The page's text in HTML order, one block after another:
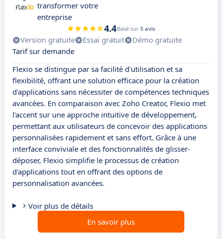
transformer votre
entreprise
4.4Basé sur 5 avis
Version gratuite Essai gratuit
Démo gratuite
Tarif sur demande
Flexio se distingue par sa facilité d'utilisation et sa
flexibilité, offrant une solution efficace pour la création
d'applications sans nécessiter de compétences techniques
avancées. En comparaison avec Zoho Creator, Flexio met
l'accent sur une approche intuitive de développement,
permettant aux utilisateurs de concevoir des applications
personnalisées rapidement et sans effort. Grâce à une
interface conviviale et des fonctionnalités de glisser-
déposer, Flexio simplifie le processus de création
d'applications tout en offrant des options de
personnalisation avancées.
Voir plus de détails
En savoir plus